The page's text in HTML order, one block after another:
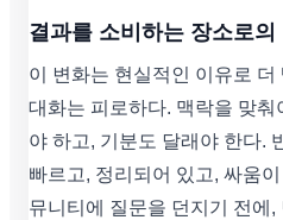
결과를 소비하는 장소로의
이 변화는 현실적인 이유로 더
대화는 피로하다. 맥락을 맞춰
야 하고, 기분도 달래야 한다.
빠르고, 정리되어 있고, 싸움
뮤니티에 질문을 던지기 전에